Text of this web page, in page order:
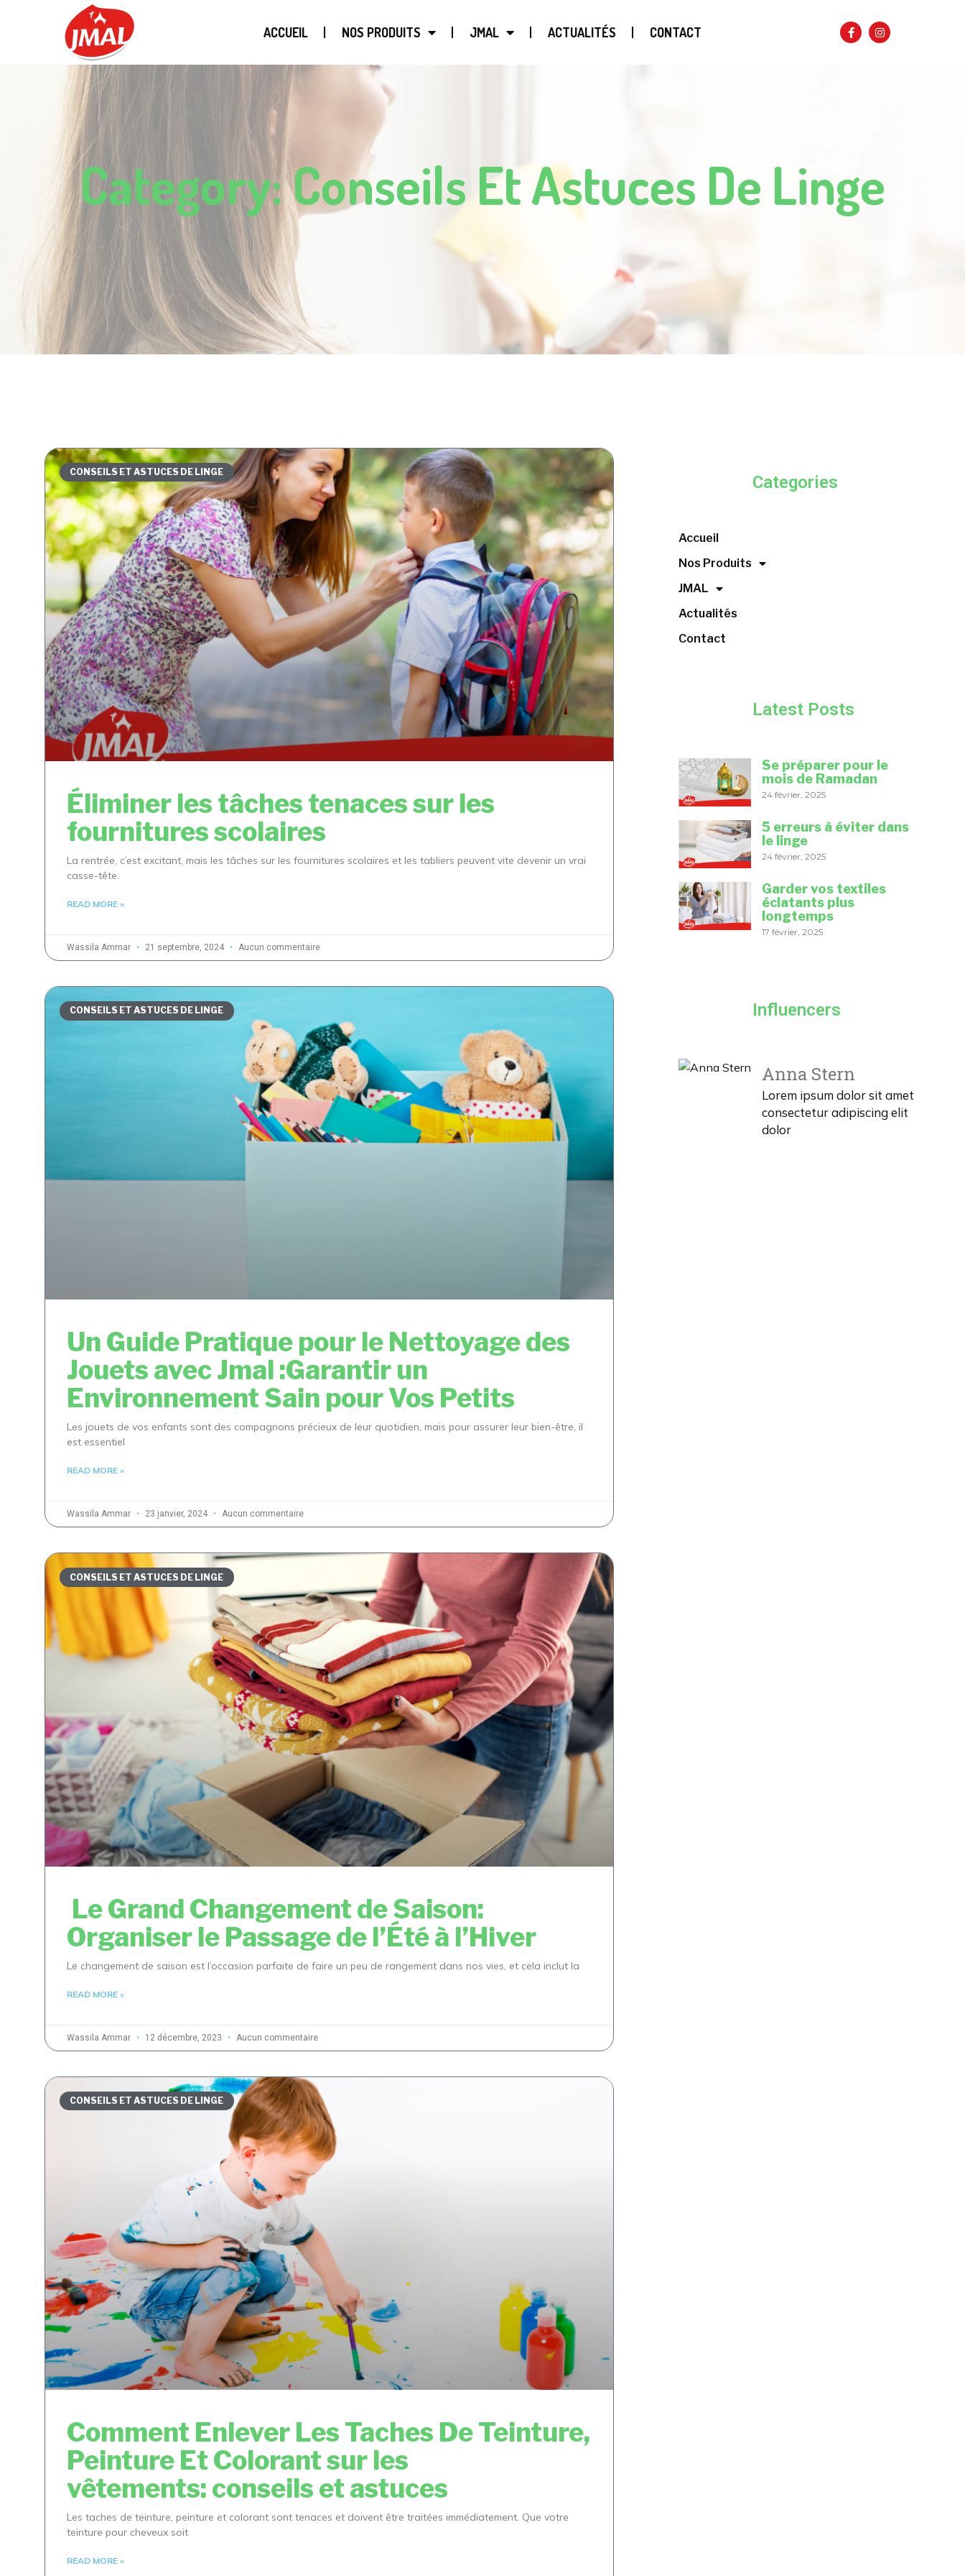
ACCUEIL NOS PRODUITS JMAL ACTUALITÉS CONTACT
Category: Conseils Et Astuces De Linge
CONSEILS ET ASTUCES DE LINGE
Éliminer les tâches tenaces sur les
fournitures scolaires
La rentrée, c’est excitant, mais les tâches sur les fournitures scolaires et les tabliers peuvent vite devenir un vrai
casse-tête.
READ MORE »
Wassila Ammar 21 septembre, 2024 Aucun commentaire
CONSEILS ET ASTUCES DE LINGE
Un Guide Pratique pour le Nettoyage des
Jouets avec Jmal :Garantir un
Environnement Sain pour Vos Petits
Les jouets de vos enfants sont des compagnons précieux de leur quotidien, mais pour assurer leur bien-être, il
est essentiel
READ MORE »
Wassila Ammar 23 janvier, 2024 Aucun commentaire
CONSEILS ET ASTUCES DE LINGE
Le Grand Changement de Saison:
Organiser le Passage de l’Été à l’Hiver
Le changement de saison est l’occasion parfaite de faire un peu de rangement dans nos vies, et cela inclut la
READ MORE »
Wassila Ammar 12 décembre, 2023 Aucun commentaire
CONSEILS ET ASTUCES DE LINGE
Comment Enlever Les Taches De Teinture,
Peinture Et Colorant sur les
vêtements: conseils et astuces
Les taches de teinture, peinture et colorant sont tenaces et doivent être traitées immédiatement. Que votre
teinture pour cheveux soit
READ MORE »
Categories
Accueil
Nos Produits
JMAL
Actualités
Contact
Latest Posts
Se préparer pour le
mois de Ramadan
24 février, 2025
5 erreurs à éviter dans
le linge
24 février, 2025
Garder vos textiles
éclatants plus
longtemps
17 février, 2025
Influencers
Anna Stern
Lorem ipsum dolor sit amet
consectetur adipiscing elit
dolor